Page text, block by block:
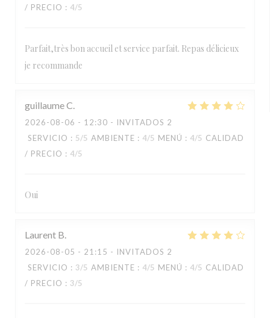
/ PRECIO : 4/5
Parfait,très bon accueil et service parfait. Repas délicieux
je recommande
guillaumeC
2026-08-06 - 12:30 - INVITADOS 2
SERVICIO : 5/5 AMBIENTE : 4/5 MENÚ : 4/5 CALIDAD
/ PRECIO : 4/5
Oui
Laurent B
2026-08-05 - 21:15 - INVITADOS 2
SERVICIO : 3/5 AMBIENTE : 4/5 MENÚ : 4/5 CALIDAD
/ PRECIO : 3/5